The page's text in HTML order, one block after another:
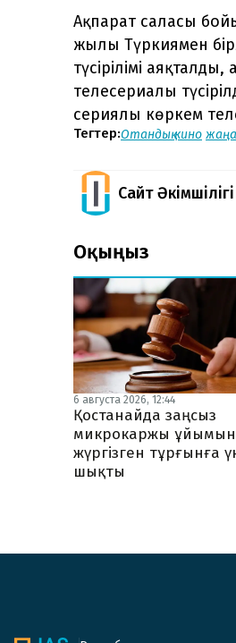
Ақпарат саласы
жылы Түркиямен
түсірілімі
телесериалы
сериялы көркем
Тегтер:Отандық кино жаңа
Сайт Әкімшілігі
Оқыңыз
6 августа 2026, 12:44
Қостанайда заңсыз
микрокаржы ұйымын
жүргізген тұрғынға
шықты